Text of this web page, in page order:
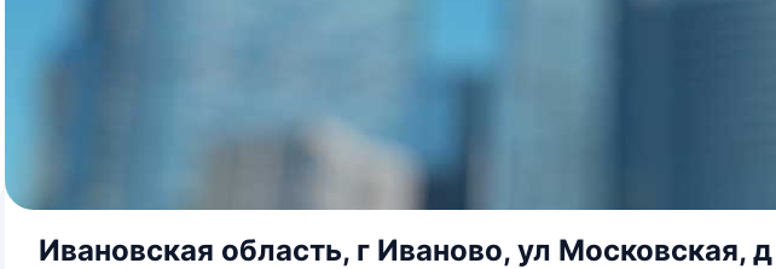
Ивановская область, г Иваново, ул Московская,